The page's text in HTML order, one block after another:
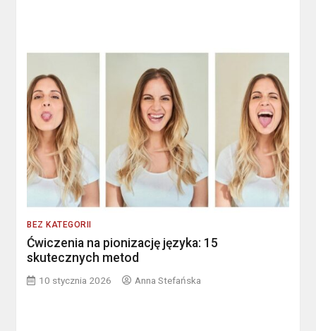
BEZ KATEGORII
Ćwiczenia na pionizację języka: 15
skutecznych metod
10 stycznia 2026 Anna Stefańska